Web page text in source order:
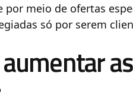
por meio de ofertas
só por serem